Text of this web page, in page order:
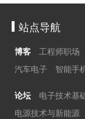
站点导航
博客 工程师职场
汽车电子
智能手
论坛 电子技术基
电源技术与新能源